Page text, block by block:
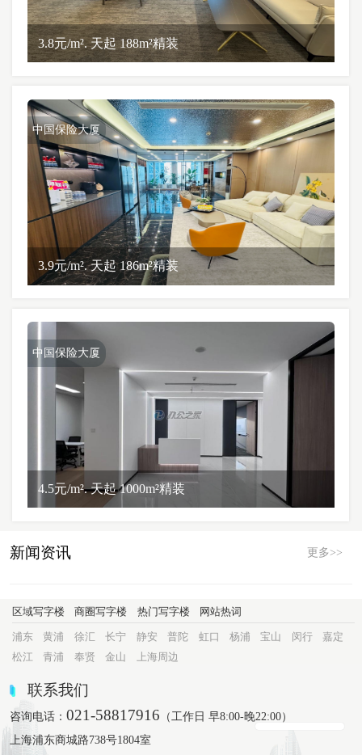
3.8元/m². 天起 188m²精装
中国保险大厦
3.9元/m². 天起 186m²精装
中国保险大厦
4.5元/m². 天起 1000m²精装
新闻资讯 更多>>
区域写字楼 商圈写字楼 热门写字楼 网站热词
浦东 黄浦 徐汇 长宁 静安 普陀 虹口 杨浦 宝山 闵行
嘉定
松江
青浦 奉贤 金山 上海周边
联系我们
咨询电话：021-58817916 （工作日 早8:00-晚22:00）
上海浦东商城路738号1804室